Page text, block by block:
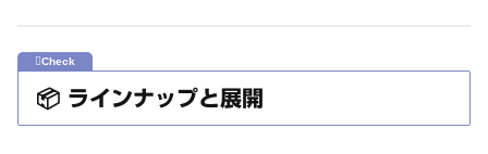
📦 ラインナップと展開